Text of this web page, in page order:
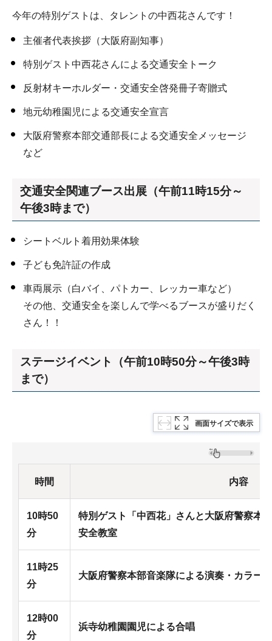
今年の特別ゲストは、タレントの中西花さんです！
主催者代表挨拶（大阪府副知事）
特別ゲスト中西花さんによる交通安全トーク
反射材キーホルダー・交通安全啓発冊子寄贈式
地元幼稚園児による交通安全宣言
大阪府警察本部交通部長による交通安全メッセージ
など
交通安全関連ブース出展（午前11時15分～
午後3時まで）
シートベルト着用効果体験
子ども免許証の作成
車両展示（白バイ、パトカー、レッカー車など）
その他、交通安全を楽しんで学べるブースが盛りだく
さん！！
ステージイベント（午前10時50分～午後3時
まで）
画面サイズで表示
時間 内容
10時50
分
特別ゲスト「中西花」さんと大阪府警察本
安全教室
11時25
分
大阪府警察本部音楽隊による演奏・カラー
12時00
分
浜寺幼稚園園児による合唱